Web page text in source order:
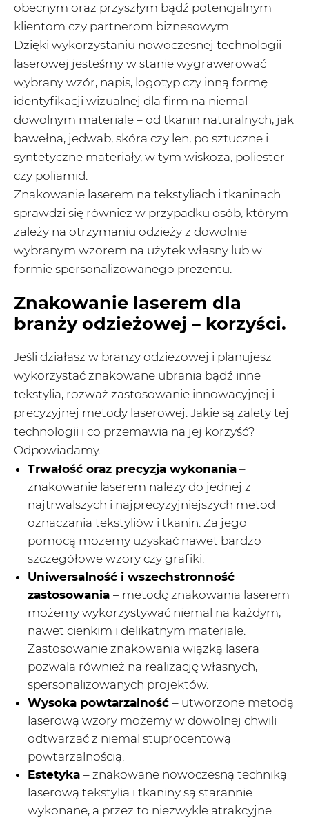
obecnym oraz przyszłym bądź potencjalnym
klientom czy partnerom biznesowym.
Dzięki wykorzystaniu nowoczesnej technologii
laserowej jesteśmy w stanie wygrawerować
wybrany wzór, napis, logotyp czy inną formę
identyfikacji wizualnej dla firm na niemal
dowolnym materiale – od tkanin naturalnych, jak
bawełna, jedwab, skóra czy len, po sztuczne i
syntetyczne materiały, w tym wiskoza, poliester
czy poliamid.
Znakowanie laserem na tekstyliach i tkaninach
sprawdzi się również w przypadku osób, którym
zależy na otrzymaniu odzieży z dowolnie
wybranym wzorem na użytek własny lub w
formie spersonalizowanego prezentu.
Znakowanie laserem dla
branży odzieżowej – korzyści.
Jeśli działasz w branży odzieżowej i planujesz
wykorzystać znakowane ubrania bądź inne
tekstylia, rozważ zastosowanie innowacyjnej i
precyzyjnej metody laserowej. Jakie są zalety tej
technologii i co przemawia na jej korzyść?
Odpowiadamy.
Trwałość oraz precyzja wykonania –
znakowanie laserem należy do jednej z
najtrwalszych i najprecyzyjniejszych metod
oznaczania tekstyliów i tkanin. Za jego
pomocą możemy uzyskać nawet bardzo
szczegółowe wzory czy grafiki.
Uniwersalność i wszechstronność
zastosowania – metodę znakowania laserem
możemy wykorzystywać niemal na każdym,
nawet cienkim i delikatnym materiale.
Zastosowanie znakowania wiązką lasera
pozwala również na realizację własnych,
spersonalizowanych projektów.
Wysoka powtarzalność – utworzone metodą
laserową wzory możemy w dowolnej chwili
odtwarzać z niemal stuprocentową
powtarzalnością.
Estetyka – znakowane nowoczesną techniką
laserową tekstylia i tkaniny są starannie
wykonane, a przez to niezwykle atrakcyjne